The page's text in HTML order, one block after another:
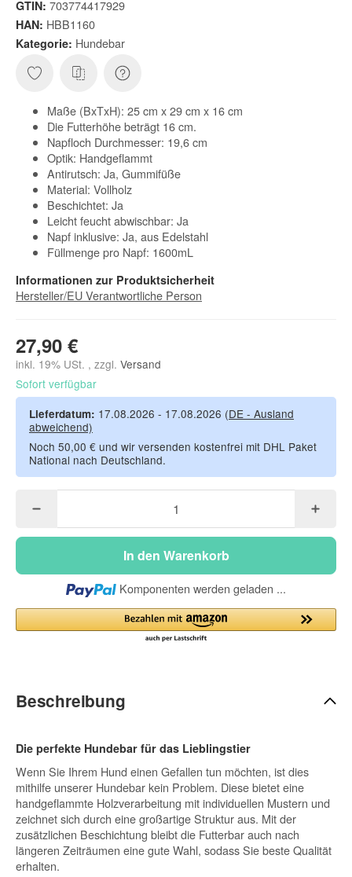
GTIN: 703774417929
HAN: HBB1160
Kategorie: Hundebar
Maße (BxTxH): 25 cm x 29 cm x 16 cm
Die Futterhöhe beträgt 16 cm.
Napfloch Durchmesser: 19,6 cm
Optik: Handgeflammt
Antirutsch: Ja, Gummifüße
Material: Vollholz
Beschichtet: Ja
Leicht feucht abwischbar: Ja
Napf inklusive: Ja, aus Edelstahl
Füllmenge pro Napf: 1600mL
Informationen zur Produktsicherheit
Hersteller/EU Verantwortliche Person
27,90 €
inkl. 19% USt. , zzgl. Versand
Sofort verfügbar
Lieferdatum: 17.08.2026 - 17.08.2026 (DE - Ausland
abweichend)
Noch 50,00 € und wir versenden kostenfrei mit DHL Paket
National nach Deutschland.
In den Warenkorb
Loading...
Komponenten werden geladen ...
Beschreibung
Die perfekte Hundebar für das Lieblingstier
Wenn Sie Ihrem Hund einen Gefallen tun möchten, ist dies
mithilfe unserer Hundebar kein Problem. Diese bietet eine
handgeflammte Holzverarbeitung mit individuellen Mustern und
zeichnet sich durch eine großartige Struktur aus. Mit der
zusätzlichen Beschichtung bleibt die Futterbar auch nach
längeren Zeiträumen eine gute Wahl, sodass Sie beste Qualität
erhalten.